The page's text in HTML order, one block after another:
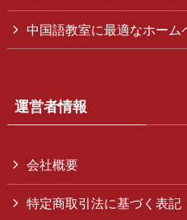
中国語教室に最適なホーム
運営者情報
会社概要
特定商取引法に基づく表記